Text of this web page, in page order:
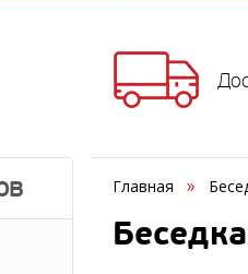
Главная